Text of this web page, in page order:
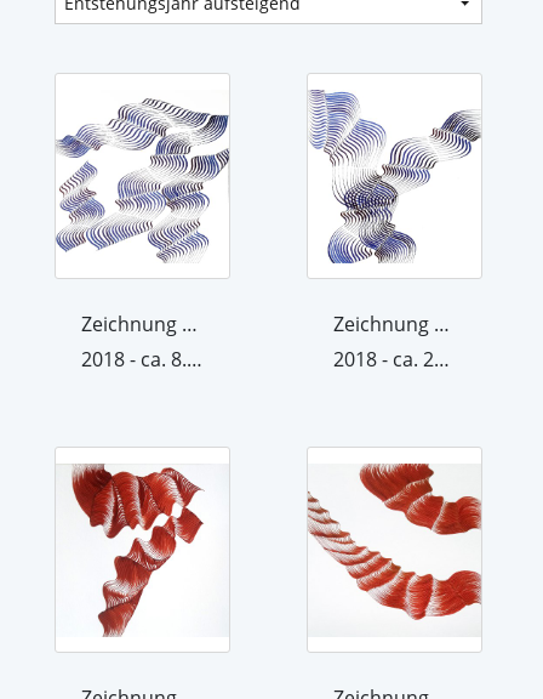
Zeichnung aus der Werkgruppe Raum/Krä...
2018 - ca. 8. Oktober 2018
Zeichnung aus der Werkgruppe Raum/Krä...
2018 - ca. 22. Oktober 2018